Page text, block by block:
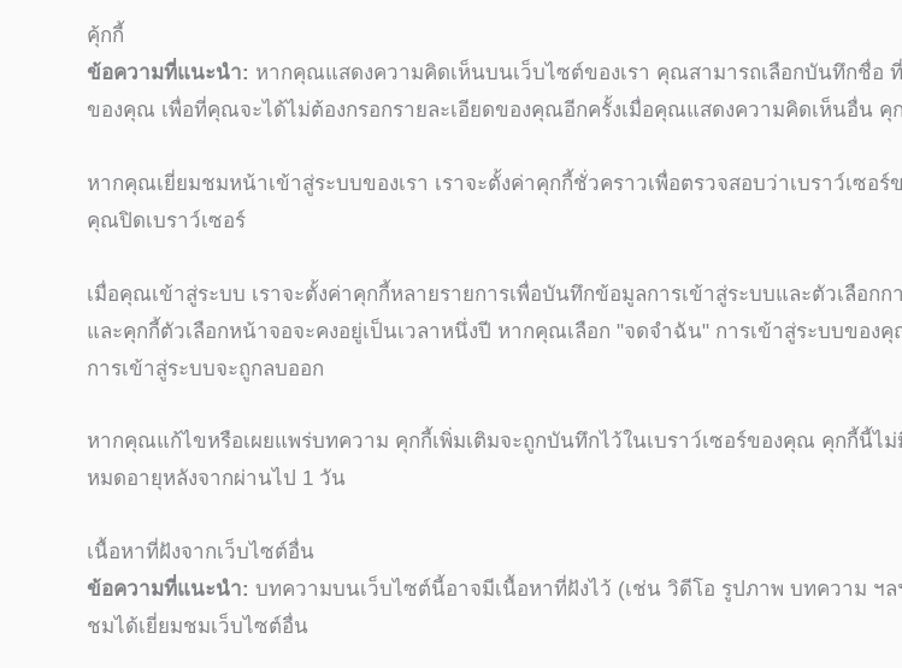
คุ้กกี้
ข้อความที่แนะนำ: หากคุณแสดงความคิดเห็นบนเว็บไซต์ของเรา คุณสามารถเลือกบันทึกชื่อ
ของคุณ เพื่อที่คุณจะได้ไม่ต้องกรอกรายละเอียดของคุณอีกครั้งเมื่อคุณแสดงความคิดเห็นอื่น คุ
หากคุณเยี่ยมชมหน้าเข้าสู่ระบบของเรา เราจะตั้งค่าคุกกี้ชั่วคราวเพื่อตรวจสอบว่าเบราว์เซ
คุณปิดเบราว์เซอร์
เมื่อคุณเข้าสู่ระบบ เราจะตั้งค่าคุกกี้หลายรายการเพื่อบันทึกข้อมูลการเข้าสู่ระบบและตัวเลือ
และคุกกี้ตัวเลือกหน้าจอจะคงอยู่เป็นเวลาหนึ่งปี หากคุณเลือก "จดจำฉัน" การเข้าสู่ระบบข
การเข้าสู่ระบบจะถูกลบออก
หากคุณแก้ไขหรือเผยแพร่บทความ คุกกี้เพิ่มเติมจะถูกบันทึกไว้ในเบราว์เซอร์ของคุณ คุกกี้นี้
หมดอายุหลังจากผ่านไป 1 วัน
เนื้อหาที่ฝังจากเว็บไซต์อื่น
ข้อความที่แนะนำ: บทความบนเว็บไซต์นี้อาจมีเนื้อหาที่ฝังไว้ (เช่น วิดีโอ รูปภาพ บทความ ฯ
ชมได้เยี่ยมชมเว็บไซต์อื่น